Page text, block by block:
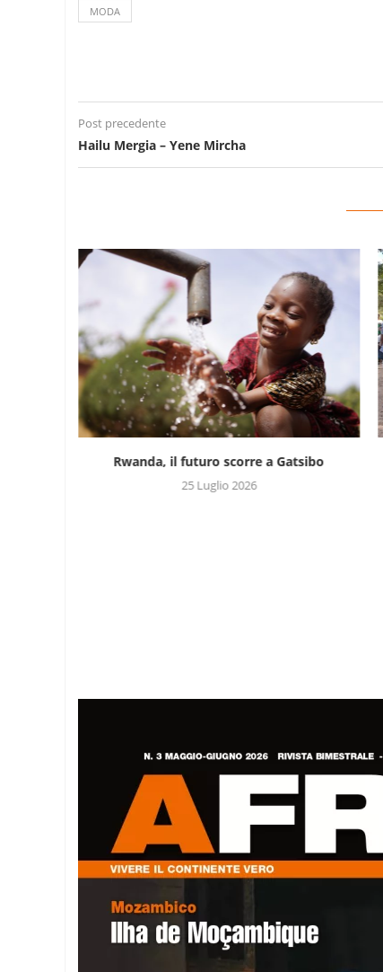
MODA
Post precedente
Hailu Mergia – Yene Mircha
Rwanda, il futuro scorre a Gatsibo
25 Luglio 2026